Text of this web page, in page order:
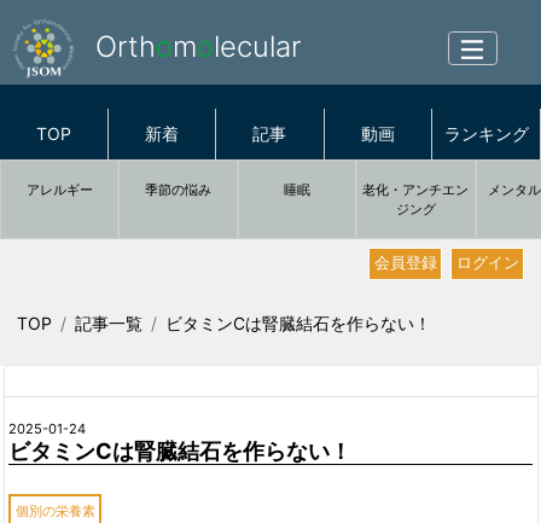
Orthomolecular
TOP 新着 記事 動画 ランキング
アレルギー 季節の悩み 睡眠
老化・アンチエン
ジング
メンタ
ログイン
会員登録
TOP 記事一覧 ビタミンCは腎臓結石を作らない！
2025-01-24
ビタミンCは腎臓結石を作らない！
個別の栄養素